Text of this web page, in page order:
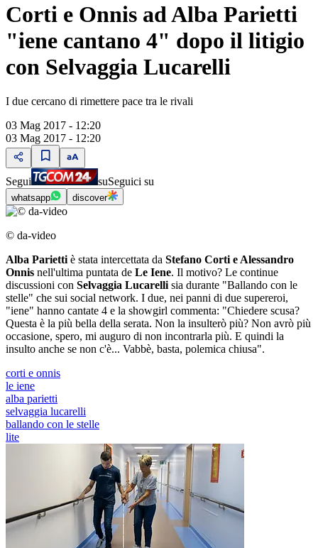
Corti e Onnis ad Alba Parietti
"iene cantano 4" dopo il litigio
con Selvaggia Lucarelli
I due cercano di rimettere pace tra le rivali
03 Mag 2017 - 12:20
03 Mag 2017 - 12:20
Segui suSeguici su
whatsapp discover
© da-video
Alba Parietti è stata intercettata da Stefano Corti e Alessandro
Onnis nell'ultima puntata de Le Iene. Il motivo? Le continue
discussioni con Selvaggia Lucarelli sia durante "Ballando con le
stelle" che sui social network. I due, nei panni di due supereroi,
"iene" hanno cantate 4 e la showgirl commenta: "Chiedere scusa?
Questa è la più bella della serata. Non la insulterò più? Non avrò più
occasione, spero, mi auguro di non incontrarla più. E quindi la
insulto anche se non c'è... Vabbè, basta, polemica chiusa".
corti e onnis
le iene
alba parietti
selvaggia lucarelli
ballando con le stelle
lite